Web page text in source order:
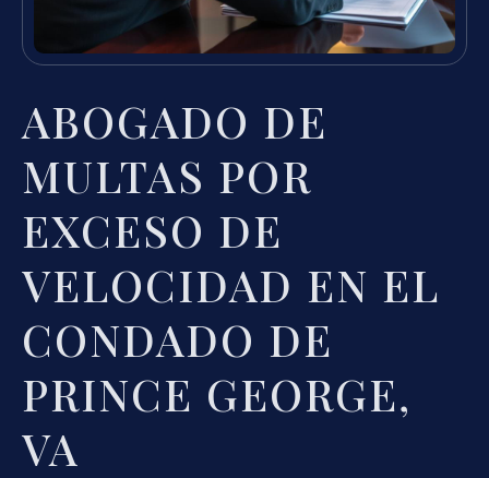
ABOGADO DE
MULTAS POR
EXCESO DE
VELOCIDAD EN EL
CONDADO DE
PRINCE GEORGE,
VA